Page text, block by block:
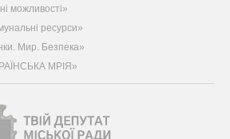
можливості»
ресурси»
Мир. Безпека»
МРІЯ»